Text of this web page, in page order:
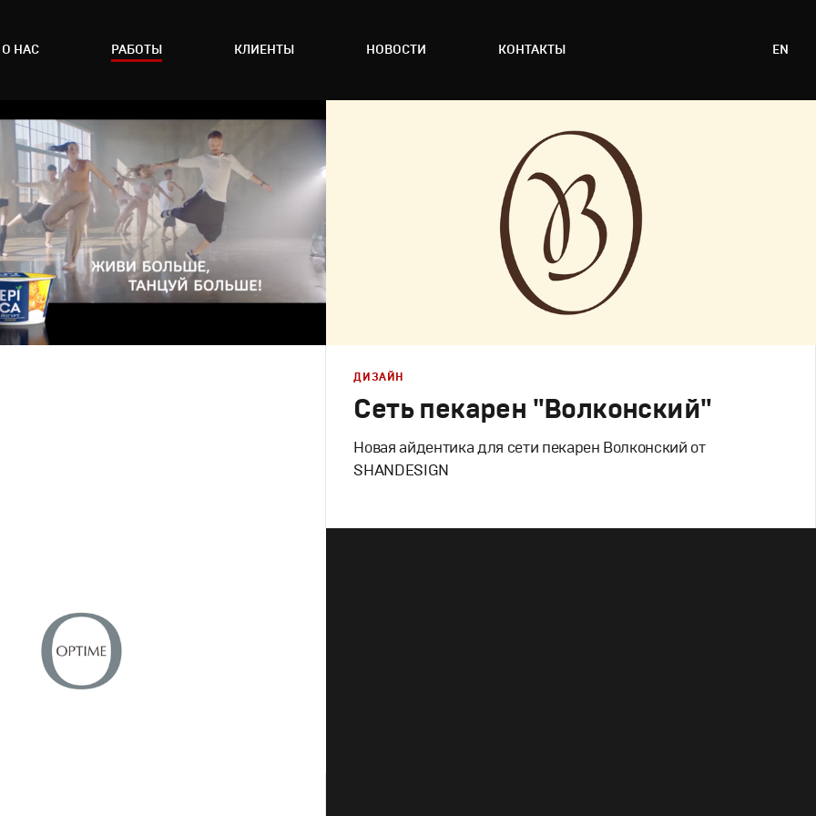
О НАС РАБОТЫ КЛИЕНТЫ НОВОСТИ КОНТАКТЫ EN
Сеть пекарен "Волконский"
Новая айдентика для сети пекарен Волконский от
SHANDESIGN
ДИЗАЙН